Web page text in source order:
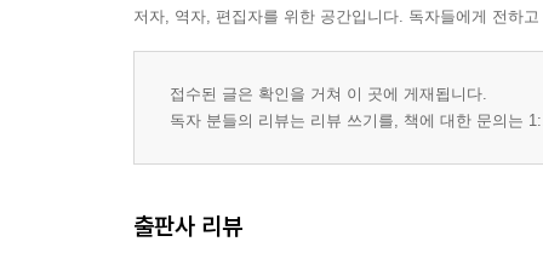
저자, 역자, 편집자를 위한 공간입니다. 독자들에게 전하
접수된 글은 확인을 거쳐 이 곳에 게재됩니다.
독자 분들의 리뷰는 리뷰 쓰기를, 책에 대한 문의는
출판사 리뷰